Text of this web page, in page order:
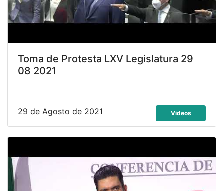
Toma de Protesta LXV Legislatura 29
08 2021
29 de Agosto de 2021 Videos